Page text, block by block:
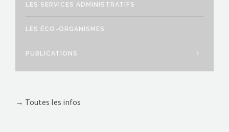
LES SERVICES ADMINISTRATIFS
LES ÉCO-ORGANISMES
PUBLICATIONS
→ Toutes les infos